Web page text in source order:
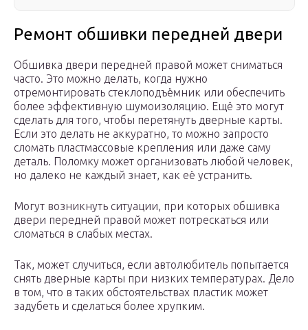
Ремонт обшивки передней двери
Обшивка двери передней правой может сниматься
часто. Это можно делать, когда нужно
отремонтировать стеклоподъёмник или обеспечить
более эффективную шумоизоляцию. Ещё это могут
сделать для того, чтобы перетянуть дверные карты.
Если это делать не аккуратно, то можно запросто
сломать пластмассовые крепления или даже саму
деталь. Поломку может организовать любой человек,
но далеко не каждый знает, как её устранить.
Могут возникнуть ситуации, при которых обшивка
двери передней правой может потрескаться или
сломаться в слабых местах.
Так, может случиться, если автолюбитель попытается
снять дверные карты при низких температурах. Дело
в том, что в таких обстоятельствах пластик может
задубеть и сделаться более хрупким.